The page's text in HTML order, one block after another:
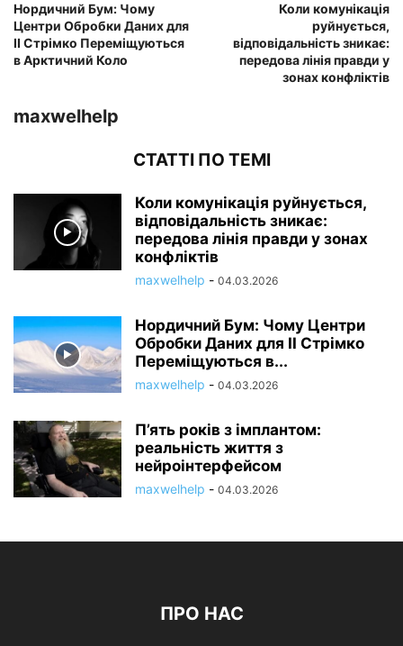
Нордичний Бум: Чому
Центри Обробки Даних для
ІІ Стрімко Переміщуються
в Арктичний Коло
Коли комунікація
руйнується,
відповідальність зникає:
передова лінія правди у
зонах конфліктів
maxwelhelp
СТАТТІ ПО ТЕМІ
Коли комунікація руйнується,
відповідальність зникає:
передова лінія правди у зонах
конфліктів
maxwelhelp - 04.03.2026
Нордичний Бум: Чому Центри
Обробки Даних для ІІ Стрімко
Переміщуються в...
maxwelhelp - 04.03.2026
П’ять років з імплантом:
реальність життя з
нейроінтерфейсом
maxwelhelp - 04.03.2026
ПРО НАС